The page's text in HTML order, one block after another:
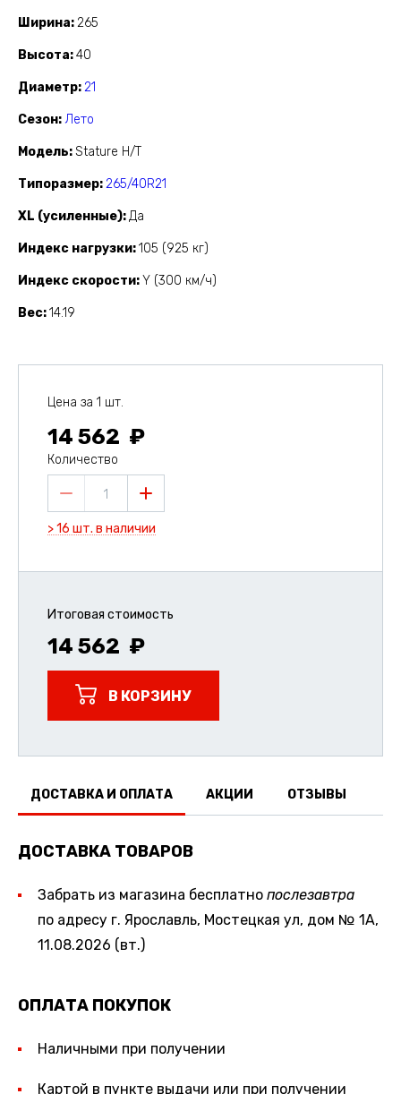
Ширина 265
Высота 40
Диаметр 21
Сезон Лето
Модель Stature H/T
Типоразмер 265/40R21
XL (усиленные) Да
Индекс нагрузки 105 (925 кг)
Индекс скорости Y (300 км/ч)
Вес 14.19
Цена за 1 шт.
14 562
Количество
1
> 16 шт. в наличии
Итоговая стоимость
14 562
В КОРЗИНУ
ДОСТАВКА И ОПЛАТА АКЦИИ ОТЗЫВЫ
ДОСТАВКА ТОВАРОВ
Забрать из магазина бесплатно послезавтра
по адресу г. Ярославль, Мостецкая ул, дом № 1А,
11.08.2026 (вт.)
ОПЛАТА ПОКУПОК
Наличными при получении
Картой в пункте выдачи или при получении